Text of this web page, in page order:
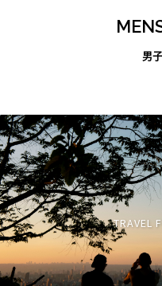
男
TRAVEL